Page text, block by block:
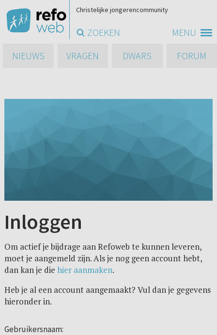
MENU
Christelijke jongerencommunity
ZOEKEN
NIEUWS
VRAGEN DWARS FORUM
Inloggen
Om actief je bijdrage aan Refoweb te kunnen leveren,
moet je aangemeld zijn. Als je nog geen account hebt,
dan kan je die hier aanmaken.
Heb je al een account aangemaakt? Vul dan je gegevens
hieronder in.
Gebruikersnaam: